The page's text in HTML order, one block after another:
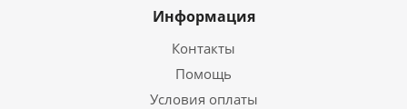
Информация
Контакты
Помощь
Условия оплаты